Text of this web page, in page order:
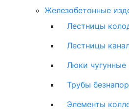
Железобетонные
Лестницы
Лестницы
Люки чугунные
Трубы
Элементы